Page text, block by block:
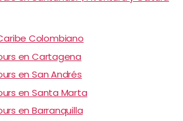
Colombiano
en Cartagena
en San Andrés
en Santa Marta
en Barranquilla